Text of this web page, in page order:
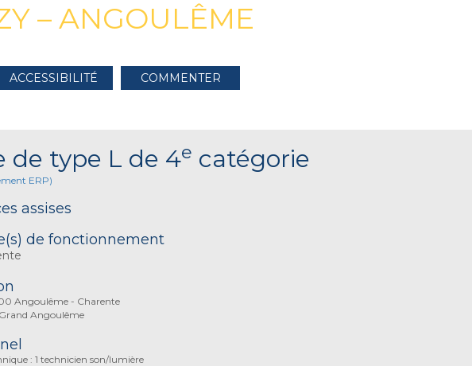
– ANGOULÊME
ACCESSIBILITÉ COMMENTER
de type L de 4e catégorie
ERP)
assises
de fonctionnement
Angoulême - Charente
Angoulême
: 1 technicien son/lumière